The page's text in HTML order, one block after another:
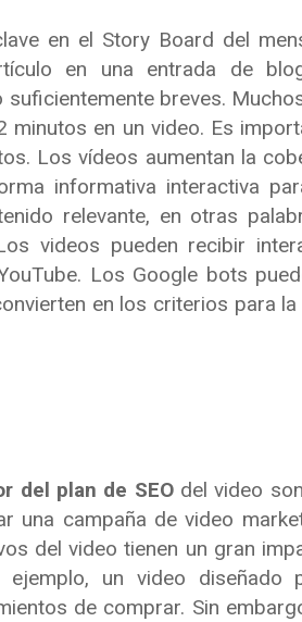
en el Story Board del
en una entrada de
breves.
en un video. Es
Los vídeos aumentan la
informativa interactiva
relevante, en otras
videos pueden recibir
Los Google bots
en los criterios para
del plan de SEOdel video
una campaña de video
del video tienen un gran
un video diseñado
de comprar. Sin